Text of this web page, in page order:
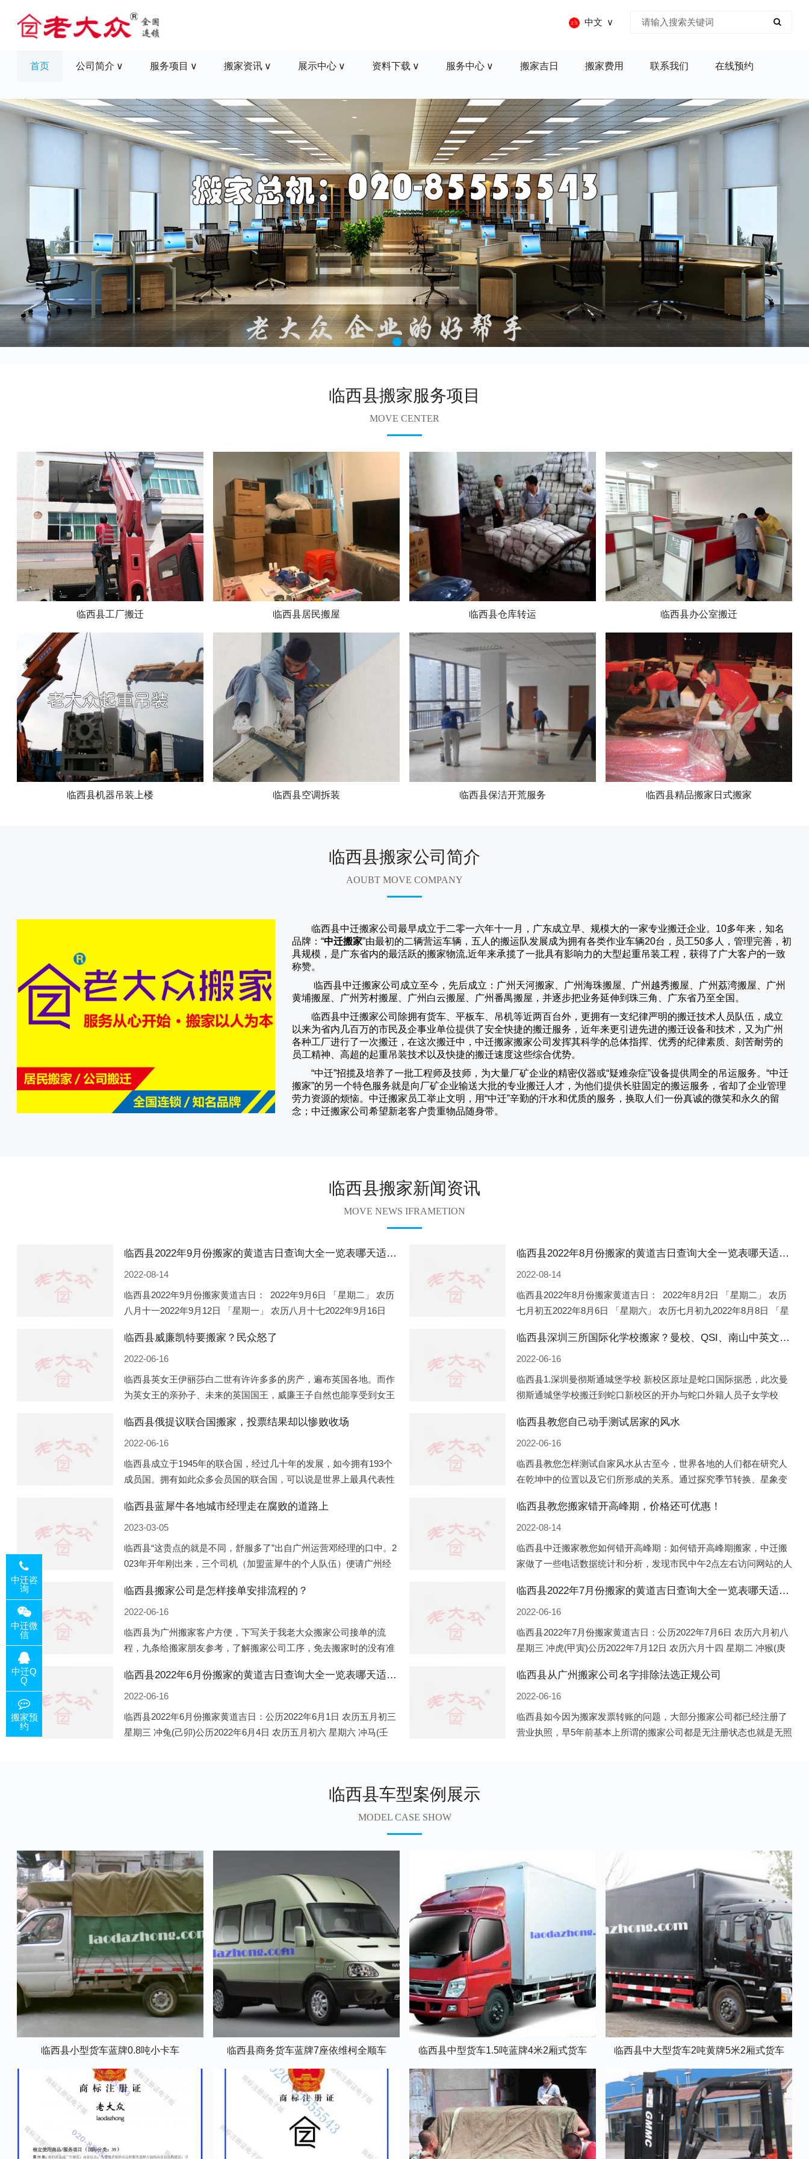
中文
首页 公司简介 服务项目 搬家资讯 展示中心 资料下载 服务中心 搬家吉日 搬家费用 联系我们 在线预约
临西县搬家服务项目
MOVE CENTER
临西县工厂搬迁 临西县居民搬屋 临西县仓库转运 临西县办公室搬迁
临西县机器吊装上楼 临西县空调拆装 临西县保洁开荒服务 临西县精品搬家日式搬家
临西县搬家公司简介
AOUBT MOVE COMPANY
临西县中迁搬家公司最早成立于二零一六年十一月，广东成立早、规模大的一家专业搬迁企业。10多年来，知名
品牌：“中迁搬家”由最初的二辆营运车辆，五人的搬运队发展成为拥有各类作业车辆20台，员工50多人，管理完善，初
具规模，是广东省内的最活跃的搬家物流,近年来承揽了一批具有影响力的大型起重吊装工程，获得了广大客户的一致
称赞。
临西县中迁搬家公司成立至今，先后成立：广州天河搬家、广州海珠搬屋、广州越秀搬屋、广州荔湾搬屋、广州
黄埔搬屋、广州芳村搬屋、广州白云搬屋、广州番禺搬屋，并逐步把业务延伸到珠三角、广东省乃至全国。
临西县中迁搬家公司除拥有货车、平板车、吊机等近两百台外，更拥有一支纪律严明的搬迁技术人员队伍，成立
以来为省内几百万的市民及企事业单位提供了安全快捷的搬迁服务，近年来更引进先进的搬迁设备和技术，又为广州
各种工厂进行了一次搬迁，在这次搬迁中，中迁搬家搬家公司发挥其科学的总体指挥、优秀的纪律素质、刻苦耐劳的
员工精神、高超的起重吊装技术以及快捷的搬迁速度这些综合优势。
“中迁”招揽及培养了一批工程师及技师，为大量厂矿企业的精密仪器或“疑难杂症”设备提供周全的吊运服务。“中迁
搬家”的另一个特色服务就是向厂矿企业输送大批的专业搬迁人才，为他们提供长驻固定的搬运服务，省却了企业管理
劳力资源的烦恼。中迁搬家员工举止文明，用“中迁”辛勤的汗水和优质的服务，换取人们一份真诚的微笑和永久的留
念；中迁搬家公司希望新老客户贵重物品随身带。
临西县搬家新闻资讯
MOVE NEWS IFRAMETION
临西县2022年9月份搬家的黄道吉日查询大全一览表哪天适合搬家好日子
2022-08-14
临西县2022年9月份搬家黄道吉日： 2022年9月6日 「星期二」 农历
八月十一2022年9月12日 「星期一」 农历八月十七2022年9月16日
临西县2022年8月份搬家的黄道吉日查询大全一览表哪天适合搬家好日子
2022-08-14
临西县2022年8月份搬家黄道吉日： 2022年8月2日 「星期二」 农历
七月初五2022年8月6日 「星期六」 农历七月初九2022年8月8日 「星
临西县威廉凯特要搬家？民众怒了
2022-06-16
临西县英女王伊丽莎白二世有许许多多的房产，遍布英国各地。而作
为英女王的亲孙子、未来的英国国王，威廉王子自然也能享受到女王
是位于伦敦的肯辛顿宫，一处
临西县深圳三所国际化学校搬家？曼校、QSI、南山中英文搬走了
2022-06-16
临西县1.深圳曼彻斯通城堡学校 新校区原址是蛇口国际据悉，此次曼
彻斯通城堡学校搬迁到蛇口新校区的开办与蛇口外籍人员子女学校
正式并入蛇口外籍
临西县俄提议联合国搬家，投票结果却以惨败收场
2022-06-16
临西县成立于1945年的联合国，经过几十年的发展，如今拥有193个
成员国。拥有如此众多会员国的联合国，可以说是世界上最具代表性
以美国为首的西方国家
临西县教您自己动手测试居家的风水
2022-06-16
临西县教您怎样测试自家风水从古至今，世界各地的人们都在研究人
在乾坤中的位置以及它们所形成的关系。通过探究季节转换、星象变
同住宅中的人，其一生中的财
临西县蓝犀牛各地城市经理走在腐败的道路上
2023-03-05
临西县“这贵点的就是不同，舒服多了”出自广州运营邓经理的口中。2
023年开年刚出来，三个司机（加盟蓝犀牛的个人队伍）便请广州经
平摊费用，燃鹅这样的
临西县教您搬家错开高峰期，价格还可优惠！
2022-08-14
临西县中迁搬家教您如何错开高峰期：如何错开高峰期搬家，中迁搬
家做了一些电话数据统计和分析，发现市民中午2点左右访问网站的人
最多的，网上QQ微
临西县搬家公司是怎样接单安排流程的？
2022-06-16
临西县为广州搬家客户方便，下写关于我老大众搬家公司接单的流
程，九条给搬家朋友参考，了解搬家公司工序，免去搬家时的没有准
电话咨询，初步了解客户搬 家
临西县2022年7月份搬家的黄道吉日查询大全一览表哪天适合搬家好日子
2022-06-16
临西县2022年7月份搬家黄道吉日：公历2022年7月6日 农历六月初八
星期三 冲虎(甲寅)公历2022年7月12日 农历六月十四 星期二 冲猴(庚
临西县2022年6月份搬家的黄道吉日查询大全一览表哪天适合搬家好日子
2022-06-16
临西县2022年6月份搬家黄道吉日：公历2022年6月1日 农历五月初三
星期三 冲兔(己卯)公历2022年6月4日 农历五月初六 星期六 冲马(壬
临西县从广州搬家公司名字排除法选正规公司
2022-06-16
临西县如今因为搬家发票转账的问题，大部分搬家公司都已经注册了
营业执照，早5年前基本上所谓的搬家公司都是无注册状态也就是无照
临西县车型案例展示
MODEL CASE SHOW
临西县小型货车蓝牌0.8吨小卡车 临西县商务货车蓝牌7座依维柯全顺车 临西县中型货车1.5吨蓝牌4米2厢式货车 临西县中大型货车2吨黄牌5米2厢式货车
中迁咨
询
中迁微
信
中迁Q
Q
搬家预
约